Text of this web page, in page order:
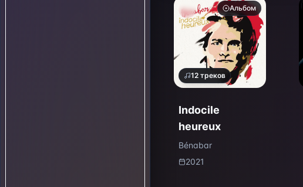
Альбом
12 треков
Indocile
heureux
Bénabar
2021